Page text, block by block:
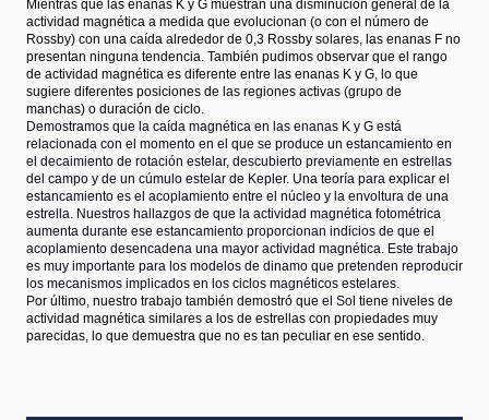
Mientras que las enanas K y G muestran una disminución general de la
actividad magnética a medida que evolucionan (o con el número de
Rossby) con una caída alrededor de 0,3 Rossby solares, las enanas F no
presentan ninguna tendencia. También pudimos observar que el rango
de actividad magnética es diferente entre las enanas K y G, lo que
sugiere diferentes posiciones de las regiones activas (grupo de
manchas) o duración de ciclo.
Demostramos que la caída magnética en las enanas K y G está
relacionada con el momento en el que se produce un estancamiento en
el decaimiento de rotación estelar, descubierto previamente en estrellas
del campo y de un cúmulo estelar de Kepler. Una teoría para explicar el
estancamiento es el acoplamiento entre el núcleo y la envoltura de una
estrella. Nuestros hallazgos de que la actividad magnética fotométrica
aumenta durante ese estancamiento proporcionan indicios de que el
acoplamiento desencadena una mayor actividad magnética. Este trabajo
es muy importante para los modelos de dinamo que pretenden reproducir
los mecanismos implicados en los ciclos magnéticos estelares.
Por último, nuestro trabajo también demostró que el Sol tiene niveles de
actividad magnética similares a los de estrellas con propiedades muy
parecidas, lo que demuestra que no es tan peculiar en ese sentido.